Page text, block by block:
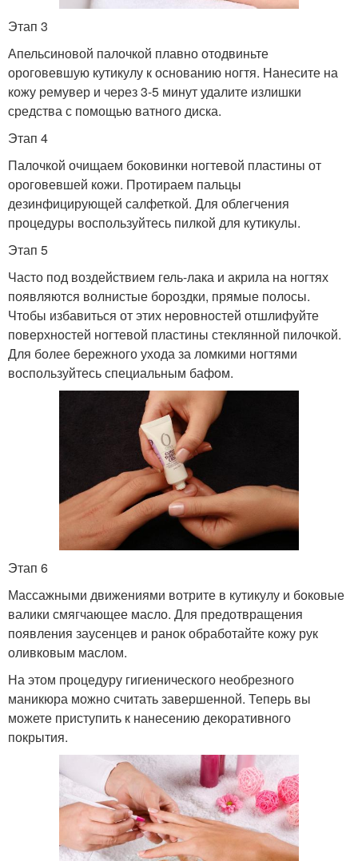
Этап 3
Апельсиновой палочкой плавно отодвиньте
ороговевшую кутикулу к основанию ногтя. Нанесите на
кожу ремувер и через 3-5 минут удалите излишки
средства с помощью ватного диска.
Этап 4
Палочкой очищаем боковинки ногтевой пластины от
ороговевшей кожи. Протираем пальцы
дезинфицирующей салфеткой. Для облегчения
процедуры воспользуйтесь пилкой для кутикулы.
Этап 5
Часто под воздействием гель-лака и акрила на ногтях
появляются волнистые бороздки, прямые полосы.
Чтобы избавиться от этих неровностей отшлифуйте
поверхностей ногтевой пластины стеклянной пилочкой.
Для более бережного ухода за ломкими ногтями
воспользуйтесь специальным бафом.
Этап 6
Массажными движениями вотрите в кутикулу и боковые
валики смягчающее масло. Для предотвращения
появления заусенцев и ранок обработайте кожу рук
оливковым маслом.
На этом процедуру гигиенического необрезного
маникюра можно считать завершенной. Теперь вы
можете приступить к нанесению декоративного
покрытия.